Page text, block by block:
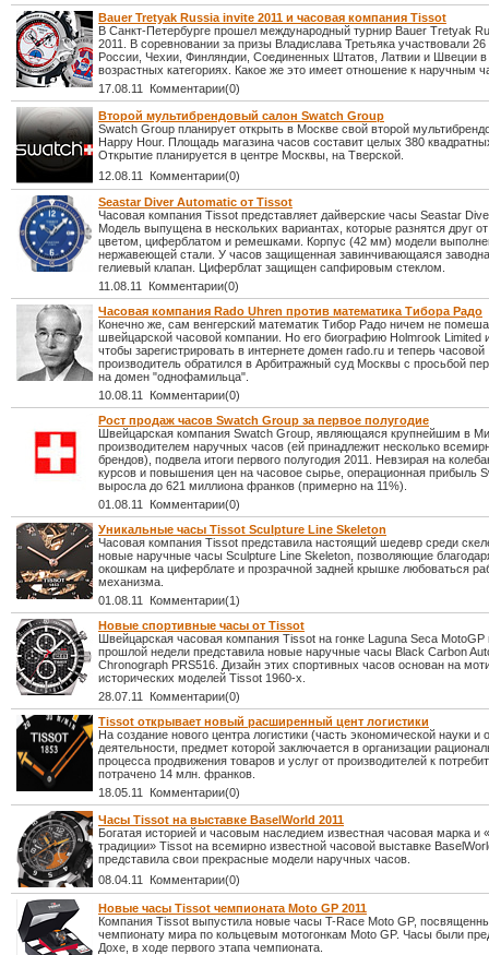
Bauer Tretyak Russia invite 2011 и часовая компания Tissot
В Санкт-Петербурге прошел международный турнир Bauer Tretyak
2011. В соревновании за призы Владислава Третьяка участвовали
России, Чехии, Финляндии, Соединенных Штатов, Латвии и Швеции в
возрастных категориях. Какое же это имеет отношение к наручным
17.08.11 Комментарии(0)
Второй мультибрендовый салон Swatch Group
Swatch Group планирует открыть в Москве свой второй
Happy Hour. Площадь магазина часов составит целых 380
Открытие планируется в центре Москвы, на Тверской.
12.08.11 Комментарии(0)
Seastar Diver Automatic от Tissot
Часовая компания Tissot представляет дайверские часы Seastar
Модель выпущена в нескольких вариантах, которые разнятся друг от
цветом, циферблатом и ремешками. Корпус (42 мм) модели
нержавеющей стали. У часов защищенная завинчивающаяся
гелиевый клапан. Циферблат защищен сапфировым стеклом.
11.08.11 Комментарии(0)
Часовая компания Rado Uhren против математика Тибора Радо
Конечно же, сам венгерский математик Тибор Радо ничем не
швейцарской часовой компании. Но его биографию Holmrook Limited
чтобы зарегистрировать в интернете домен rado.ru и теперь часовой
производитель обратился в Арбитражный суд Москвы с просьбой
на домен "однофамильца".
10.08.11 Комментарии(0)
Рост продаж часов Swatch Group за первое полугодие
Швейцарская компания Swatch Group, являющаяся крупнейшим в
производителем наручных часов (ей принадлежит несколько
брендов), подвела итоги первого полугодия 2011. Невзирая на
курсов и повышения цен на часовое сырье, операционная прибыль
выросла до 621 миллиона франков (примерно на 11%).
01.08.11 Комментарии(0)
Уникальные часы Tissot Sculpture Line Skeleton
Часовая компания Tissot представила настоящий шедевр среди
новые наручные часы Sculpture Line Skeleton, позволяющие
окошкам на циферблате и прозрачной задней крышке любоваться
механизма.
01.08.11 Комментарии(1)
Новые спортивные часы от Tissot
Швейцарская часовая компания Tissot на гонке Laguna Seca MotoGP
прошлой недели представила новые наручные часы Black Carbon
Chronograph PRS516. Дизайн этих спортивных часов основан на
исторических моделей Tissot 1960-х.
28.07.11 Комментарии(0)
Tissot открывает новый расширенный цент логистики
На создание нового центра логистики (часть экономической науки и
деятельности, предмет которой заключается в организации
процесса продвижения товаров и услуг от производителей к
потрачено 14 млн. франков.
18.05.11 Комментарии(0)
Часы Tissot на выставке BaselWorld 2011
Богатая историей и часовым наследием известная часовая марка и
традиции» Tissot на всемирно известной часовой выставке
представила свои прекрасные модели наручных часов.
08.04.11 Комментарии(0)
Новые часы Tissot чемпионата Moto GP 2011
Компания Tissot выпустила новые часы T-Race Moto GP,
чемпионату мира по кольцевым мотогонкам Moto GP. Часы были
Дохе, в ходе первого этапа чемпионата.